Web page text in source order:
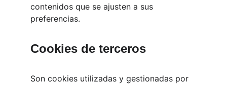
contenidos que se ajusten a sus
preferencias.
Cookies de terceros
Son cookies utilizadas y gestionadas por